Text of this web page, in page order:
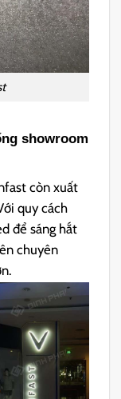
showroom
còn xuất
quy cách
để sáng hắt
chuyên